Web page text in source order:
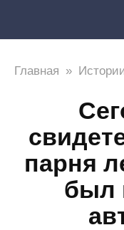
Главная »
парня
был